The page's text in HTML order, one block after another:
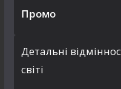
Промо
Детальні
світі